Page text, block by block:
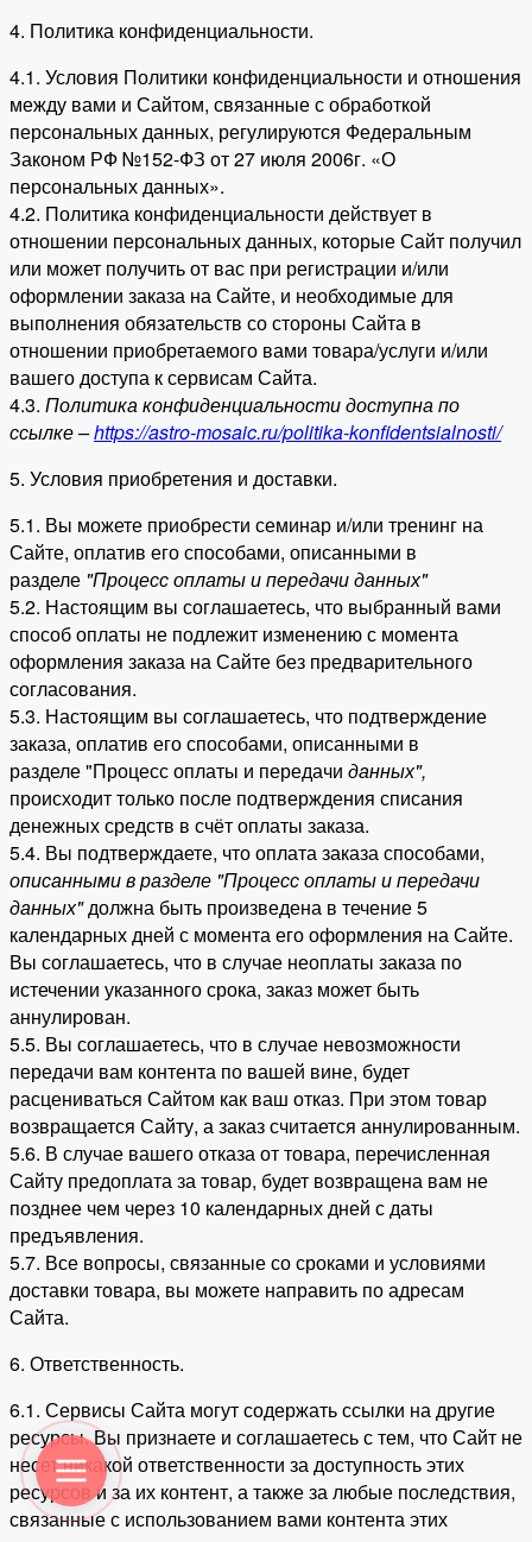
4. Политика конфиденциальности.
4.1. Условия Политики конфиденциальности и отношения
между вами и Сайтом, связанные с обработкой
персональных данных, регулируются Федеральным
Законом РФ №152-ФЗ от 27 июля 2006г. «О
персональных данных».
4.2. Политика конфиденциальности действует в
отношении персональных данных, которые Сайт получил
или может получить от вас при регистрации и/или
оформлении заказа на Сайте, и необходимые для
выполнения обязательств со стороны Сайта в
отношении приобретаемого вами товара/услуги и/или
вашего доступа к сервисам Сайта.
4.3. Политика конфиденциальности доступна по
ссылке –https://astro-mosaic.ru/politika-konfidentsialnosti/
5. Условия приобретения и доставки.
5.1. Вы можете приобрести семинар и/или тренинг на
Сайте, оплатив его способами, описанными в
разделе "Процесс оплаты и передачи данных"
5.2. Настоящим вы соглашаетесь, что выбранный вами
способ оплаты не подлежит изменению с момента
оформления заказа на Сайте без предварительного
согласования.
5.3. Настоящим вы соглашаетесь, что подтверждение
заказа, оплатив его способами, описанными в
разделе "Процесс оплаты и передачи данных",
происходит только после подтверждения списания
денежных средств в счёт оплаты заказа.
5.4. Вы подтверждаете, что оплата заказа способами,
описанными в разделе "Процесс оплаты и передачи
данных"должна быть произведена в течение 5
календарных дней с момента его оформления на Сайте.
Вы соглашаетесь, что в случае неоплаты заказа по
истечении указанного срока, заказ может быть
аннулирован.
5.5. Вы соглашаетесь, что в случае невозможности
передачи вам контента по вашей вине, будет
расцениваться Сайтом как ваш отказ. При этом товар
возвращается Сайту, а заказ считается аннулированным.
5.6. В случае вашего отказа от товара, перечисленная
Сайту предоплата за товар, будет возвращена вам не
позднее чем через 10 календарных дней с даты
предъявления.
5.7. Все вопросы, связанные со сроками и условиями
доставки товара, вы можете направить по адресам
Сайта.
6. Ответственность.
6.1. Сервисы Сайта могут содержать ссылки на другие
ресурсы. Вы признаете и соглашаетесь с тем, что Сайт не
несет никакой ответственности за доступность этих
ресурсов и за их контент, а также за любые последствия,
связанные с использованием вами контента этих